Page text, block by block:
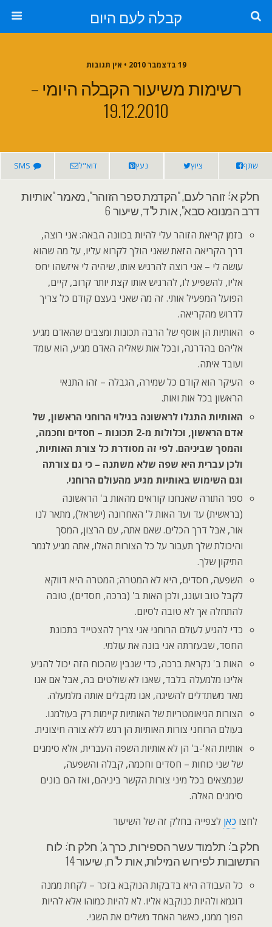
קבלה לעם היום
19 בדצמבר 2010 • אין תגובות
רשימות משיעור הקבלה היומי –
19.12.2010
שתף ציוץ נעץ דוא"ל SMS
חלק א': זוהר לעם, "הקדמת ספר הזוהר", מאמר "אותיות
דרב המנונא סבא", אות ל"ד, שיעור 6
בזמן קריאת הזוהר עלי להיות בכוונה הבאה: אני רוצה,
דרך הקריאה הזאת שאני הולך לקרוא עליו, על מה שהוא
עושה לי – אני רוצה להרגיש אותו, שיהיה לי איזשהו יחס
אליו, להשפיע לו, להרגיש אותו קצת יותר קרוב, קיים,
הפועל המפעיל אותי. זה מה שאני בעצם קודם כל צריך
לדרוש מהקריאה.
האותיות הן אוסף של הרבה תכונות ומצבים שהאדם מגיע
אליהם בהדרגה, ובכל אות שאליה האדם מגיע, הוא עומד
ועובד איתה.
העיקר הוא קודם כל שמירה, הגבלה – זהו התנאי
הראשון בכל אות ואות.
האותיות התגלו לראשונה בגילוי הרוחני הראשון, של
אדם הראשון, וכלולות מ-2 תכונות – חסדים וחכמה,
והמסך שביניהם. לפי זה מסודרת כל צורת האותיות,
ולכן עברית היא שפה שלא משתנה – כי גם צורתה
וגם השימוש באותיות מגיע מהעולם הרוחני.
ספר התורה שאנחנו קוראים מהאות ב' הראשונה
(בראשית) עד ועד האות ל' האחרונה (ישראל), מתאר לנו
אור, אבל דרך הכלים. שאם אתה, עם הרצון, המסך
והיכולת שלך תעבור על כל הצורות האלו, אתה מגיע לגמר
התיקון שלך.
השפעה, חסדים, היא לא המטרה; המטרה היא דווקא
לקבל טוב ועונג, ולכן האות ב' (ברכה, חסדים), טובה
להתחלה אך לא טובה לסיום.
כדי להגיע לעולם הרוחני אני צריך להצטייד בתכונת
החסד, שבעזרתה אני בונה את עולמי.
האות ב' נקראת ברכה, כדי שנבין שהכוח הזה יכול להגיע
אלינו מלמעלה בלבד, שאנו לא שולטים בה, אבל אם אנו
מאד משתדלים להשיגה, אנו מקבלים אותה מלמעלה.
הצורות הגיאומטריות של האותיות קיימות רק בעולמנו.
בעולם הרוחני צורות האותיות הן רגש ללא צורה חיצונית.
אותיות הא'-ב' הן לא אותיות השפה העברית, אלא סימנים
של שני כוחות – חסדים וחכמה, קבלה והשפעה,
שנמצאים בכל מיני צורות הקשר ביניהם, ואז הם בונים
סימנים האלה.
לחצו כאן לצפייה בחלק זה של השיעור
חלק ב': תלמוד עשר הספירות, כרך ג', חלק ח': לוח
התשובות לפירוש המילות, אות ל"ח, שיעור 14
כל העבודה היא בדבקות הנוקבא בזכר – לקחת ממנה
דוגמא ולהיות כנוקבא אליו. לא להיות כמוהו אלא להיות
הפוך ממנו, כאשר האחד משלים את השני.